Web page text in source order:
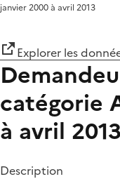
janvier 2000 à avril 2013
Explorer les
catégorie
à avril 2013
Description